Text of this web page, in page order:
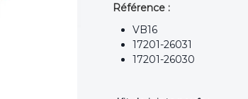
Référence :
VB16
17201-26031
17201-26030